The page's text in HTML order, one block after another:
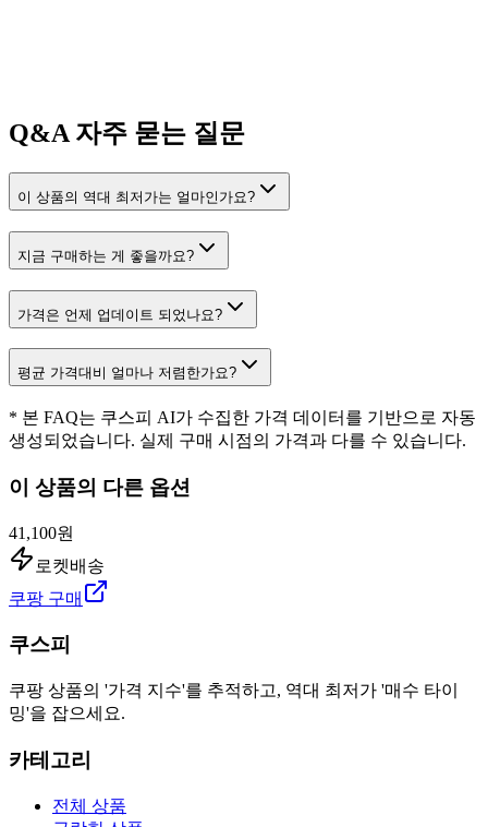
Q&A자주 묻는 질문
이 상품의 역대 최저가는 얼마인가요?
지금 구매하는 게 좋을까요?
가격은 언제 업데이트 되었나요?
평균 가격대비 얼마나 저렴한가요?
* 본 FAQ는 쿠스피 AI가 수집한 가격 데이터를 기반으로 자동
생성되었습니다. 실제 구매 시점의 가격과 다를 수 있습니다.
이 상품의 다른 옵션
41,100원
로켓배송
쿠팡 구매
쿠스피
쿠팡 상품의 '가격 지수'를 추적하고, 역대 최저가 '매수 타이
밍'을 잡으세요.
카테고리
전체 상품